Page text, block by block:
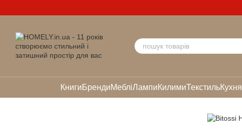
КнигиБрендиМебліЛампиКилимиТекстильКухня